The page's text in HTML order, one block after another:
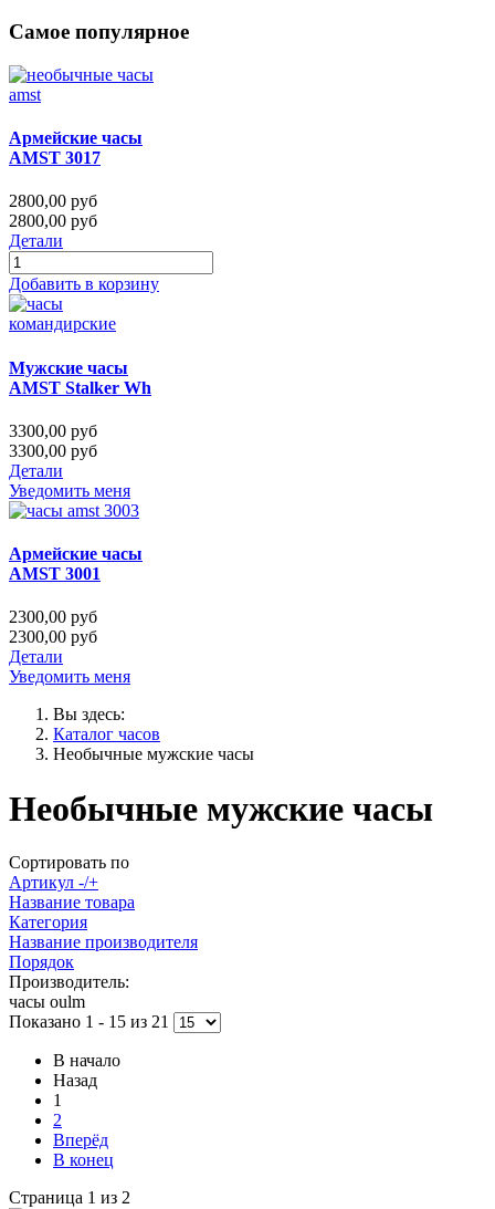
Самое популярное
Армейские часы
AMST 3017
2800,00 руб
2800,00 руб
Детали
Добавить в корзину
Мужские часы
AMST Stalker Wh
3300,00 руб
3300,00 руб
Детали
Уведомить меня
Армейские часы
AMST 3001
2300,00 руб
2300,00 руб
Детали
Уведомить меня
Вы здесь:
Каталог часов
Необычные мужские часы
Необычные мужские часы
Сортировать по
Артикул -/+
Название товара
Категория
Название производителя
Порядок
Производитель:
часы oulm
Показано 1 - 15 из 21
В начало
Назад
1
2
Вперёд
В конец
Страница 1 из 2